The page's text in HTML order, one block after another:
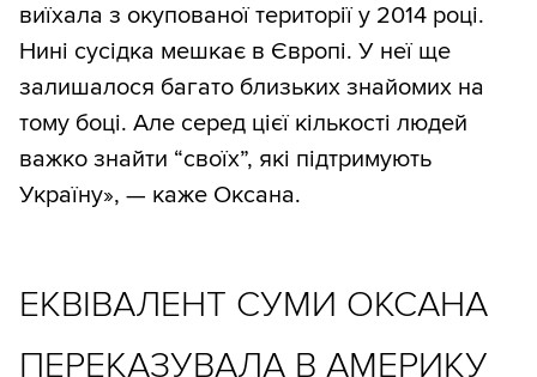
виїхала з окупованої території у 2014 році.
Нині сусідка мешкає в Європі. У неї ще
залишалося багато близьких знайомих на
тому боці. Але серед цієї кількості людей
важко знайти “своїх”, які підтримують
Україну», — каже Оксана.
ЕКВІВАЛЕНТ СУМИ ОКСАНА
ПЕРЕКАЗУВАЛА В АМЕРИКУ